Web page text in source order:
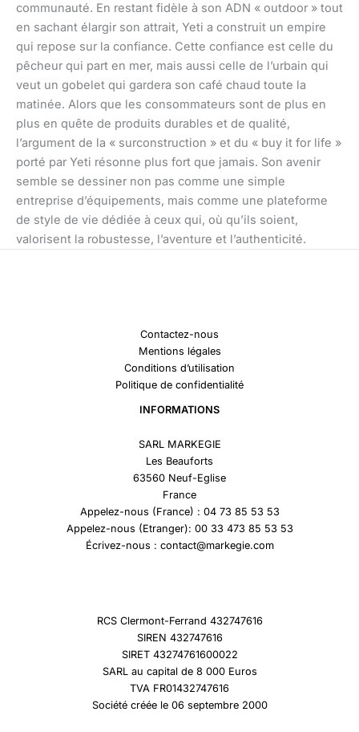
communauté. En restant fidèle à son ADN « outdoor » tout
en sachant élargir son attrait, Yeti a construit un empire
qui repose sur la confiance. Cette confiance est celle du
pêcheur qui part en mer, mais aussi celle de l’urbain qui
veut un gobelet qui gardera son café chaud toute la
matinée. Alors que les consommateurs sont de plus en
plus en quête de produits durables et de qualité,
l’argument de la « surconstruction » et du « buy it for life »
porté par Yeti résonne plus fort que jamais. Son avenir
semble se dessiner non pas comme une simple
entreprise d’équipements, mais comme une plateforme
de style de vie dédiée à ceux qui, où qu’ils soient,
valorisent la robustesse, l’aventure et l’authenticité.
Contactez-nous
Mentions légales
Conditions d’utilisation
Politique de confidentialité
INFORMATIONS
SARL MARKEGIE
Les Beauforts
63560 Neuf-Eglise
France
Appelez-nous (France) : 04 73 85 53 53
Appelez-nous (Etranger): 00 33 473 85 53 53
Écrivez-nous : contact@markegie.com
RCS Clermont-Ferrand 432747616
SIREN 432747616
SIRET 43274761600022
SARL au capital de 8 000 Euros
TVA FR01432747616
Société créée le 06 septembre 2000